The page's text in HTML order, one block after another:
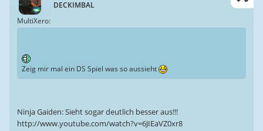
DECKIMBAL
MultiXero:
Zeig mir mal ein DS Spiel was so aussieht
Ninja Gaiden: Sieht sogar deutlich besser aus!!!
http://www.youtube.com/watch?v=6JIEaVZ0xr8